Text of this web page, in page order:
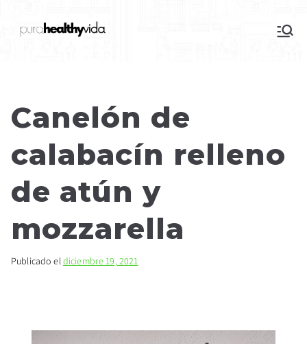
Canelón de
calabacín relleno
de atún y
mozzarella
Publicado el diciembre 19, 2021